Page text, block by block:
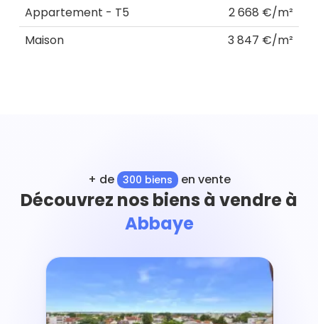
Appartement - T5
2 668 €/m²
Maison
3 847 €/m²
+ de 300 biens en vente
Découvrez nos biens à vendre à
Abbaye